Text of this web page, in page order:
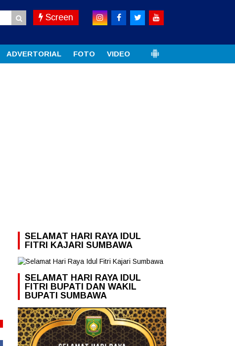
Screen
ADVERTORIAL FOTO VIDEO
SELAMAT HARI RAYA IDUL
FITRI KAJARI SUMBAWA
SELAMAT HARI RAYA IDUL
FITRI BUPATI DAN WAKIL
BUPATI SUMBAWA